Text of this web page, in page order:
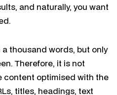
and naturally, you want
thousand words, but only
Therefore, it is not
content optimised with the
titles, headings, text